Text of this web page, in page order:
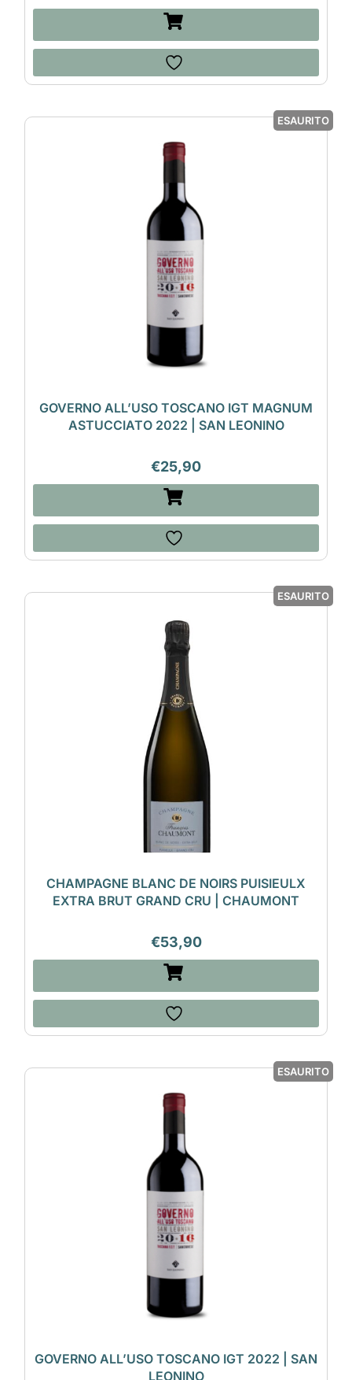
ESAURITO
GOVERNO ALL’USO TOSCANO IGT MAGNUM
ASTUCCIATO 2022 | SAN LEONINO
€25,90
ESAURITO
CHAMPAGNE BLANC DE NOIRS PUISIEULX
EXTRA BRUT GRAND CRU | CHAUMONT
€53,90
ESAURITO
GOVERNO ALL’USO TOSCANO IGT 2022 | SAN
LEONINO